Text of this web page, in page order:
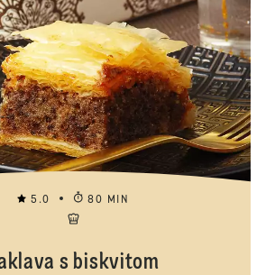
5.0 80 MIN
s biskvitom